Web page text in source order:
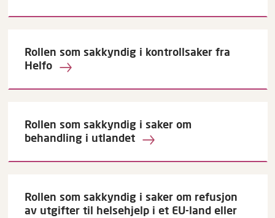
Rollen som sakkyndig i kontrollsaker fra
Helfo
Rollen som sakkyndig i saker om
behandling i utlandet
Rollen som sakkyndig i saker om refusjon
av utgifter til helsehjelp i et EU-land eller